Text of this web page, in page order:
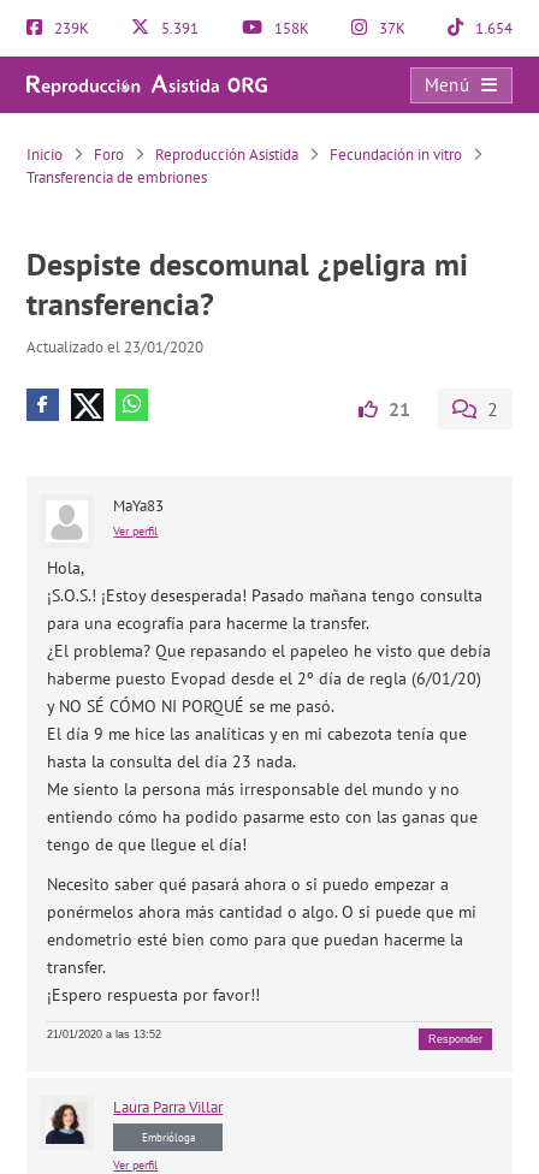
239K 5.391 158K 37K 1.654
Menú
Despiste descomunal ¿peligra mi transferencia?
Inicio Foro Reproducción Asistida
Fecundación in vitro
Transferencia de embriones
Despiste descomunal ¿peligra mi
transferencia?
Actualizado el 23/01/2020
21 2
MaYa83
Ver perfil
Hola,
¡S.O.S.! ¡Estoy desesperada! Pasado mañana tengo consulta
para una ecografía para hacerme la transfer.
¿El problema? Que repasando el papeleo he visto que debía
haberme puesto Evopad desde el 2º día de regla (6/01/20)
y NO SÉ CÓMO NI PORQUÉ se me pasó.
El día 9 me hice las analíticas y en mi cabezota tenía que
hasta la consulta del día 23 nada.
Me siento la persona más irresponsable del mundo y no
entiendo cómo ha podido pasarme esto con las ganas que
tengo de que llegue el día!
Necesito saber qué pasará ahora o si puedo empezar a
ponérmelos ahora más cantidad o algo. O si puede que mi
endometrio esté bien como para que puedan hacerme la
transfer.
¡Espero respuesta por favor!!
21/01/2020 a las 13:52 Responder
Laura Parra Villar
Embrióloga
Ver perfil